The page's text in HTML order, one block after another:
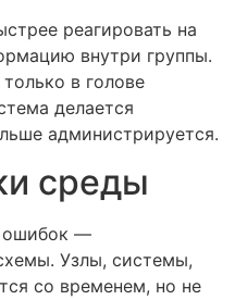
реагировать на
внутри группы.
в голове
делается
администрируется.
среды
ошибок —
Узлы, системы,
со временем, но не